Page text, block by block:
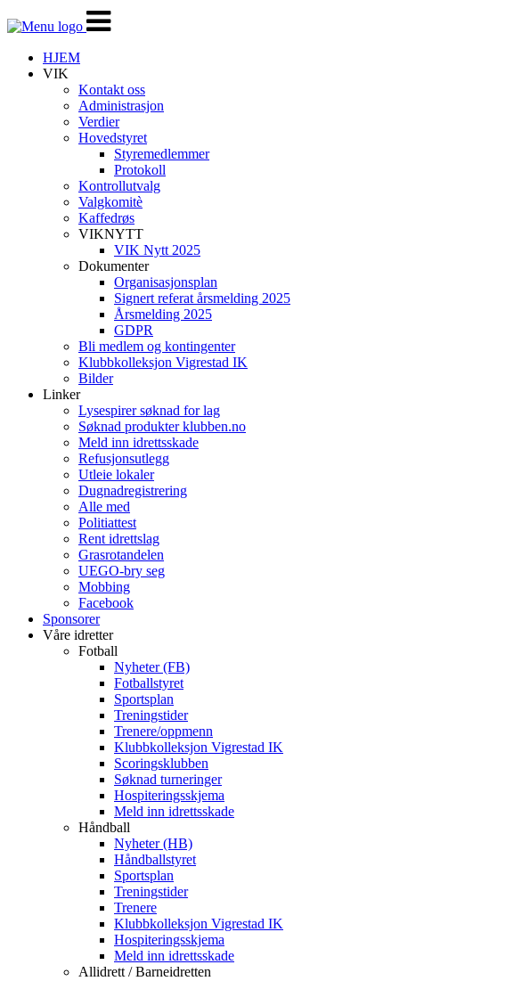
Veksle
navigasjon
HJEM
VIK
Kontakt oss
Administrasjon
Verdier
Hovedstyret
Styremedlemmer
Protokoll
Kontrollutvalg
Valgkomitè
Kaffedrøs
VIKNYTT
VIK Nytt 2025
Dokumenter
Organisasjonsplan
Signert referat årsmelding 2025
Årsmelding 2025
GDPR
Bli medlem og kontingenter
Klubbkolleksjon Vigrestad IK
Bilder
Linker
Lysespirer søknad for lag
Søknad produkter klubben.no
Meld inn idrettsskade
Refusjonsutlegg
Utleie lokaler
Dugnadregistrering
Alle med
Politiattest
Rent idrettslag
Grasrotandelen
UEGO-bry seg
Mobbing
Facebook
Sponsorer
Våre idretter
Fotball
Nyheter (FB)
Fotballstyret
Sportsplan
Treningstider
Trenere/oppmenn
Klubbkolleksjon Vigrestad IK
Scoringsklubben
Søknad turneringer
Hospiteringsskjema
Meld inn idrettsskade
Håndball
Nyheter (HB)
Håndballstyret
Sportsplan
Treningstider
Trenere
Klubbkolleksjon Vigrestad IK
Hospiteringsskjema
Meld inn idrettsskade
Allidrett / Barneidretten